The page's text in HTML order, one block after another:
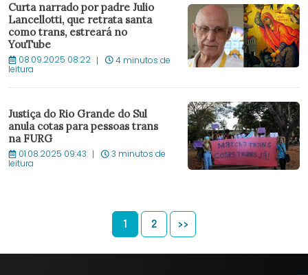
Curta narrado por padre Julio
Lancellotti, que retrata santa
como trans, estreará no
YouTube
08.09.2025 08:22 4 minutos de
leitura
Justiça do Rio Grande do Sul
anula cotas para pessoas trans
na FURG
01.08.2025 09:43 3 minutos de
leitura
1 2 >>